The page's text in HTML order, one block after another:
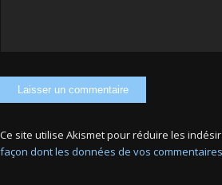
Ce site utilise Akismet pour réduire les
façon dont les données de vos